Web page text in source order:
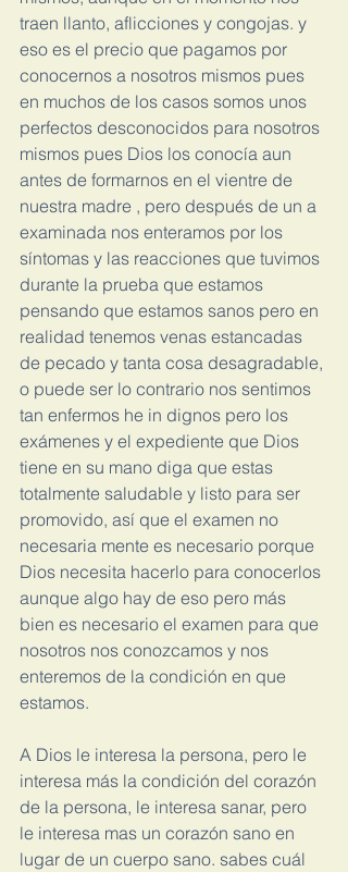
traen llanto, aflicciones y congojas. y
eso es el precio que pagamos por
conocernos a nosotros mismos pues
en muchos de los casos somos unos
perfectos desconocidos para nosotros
mismos pues Dios los conocía aun
antes de formarnos en el vientre de
nuestra madre , pero después de un a
examinada nos enteramos por los
síntomas y las reacciones que tuvimos
durante la prueba que estamos
pensando que estamos sanos pero en
realidad tenemos venas estancadas
de pecado y tanta cosa desagradable,
o puede ser lo contrario nos sentimos
tan enfermos he in dignos pero los
exámenes y el expediente que Dios
tiene en su mano diga que estas
totalmente saludable y listo para ser
promovido, así que el examen no
necesaria mente es necesario porque
Dios necesita hacerlo para conocerlos
aunque algo hay de eso pero más
bien es necesario el examen para que
nosotros nos conozcamos y nos
enteremos de la condición en que
estamos.
A Dios le interesa la persona, pero le
interesa más la condición del corazón
de la persona, le interesa sanar, pero
le interesa mas un corazón sano en
lugar de un cuerpo sano. sabes cuál